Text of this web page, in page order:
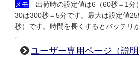
メモ 出荷時の設定値は6（60秒＝1分
30は300秒＝5分です。最大は設定値
秒）です。時間を長くするとバッテリ
ユーザー専用ページ（説明